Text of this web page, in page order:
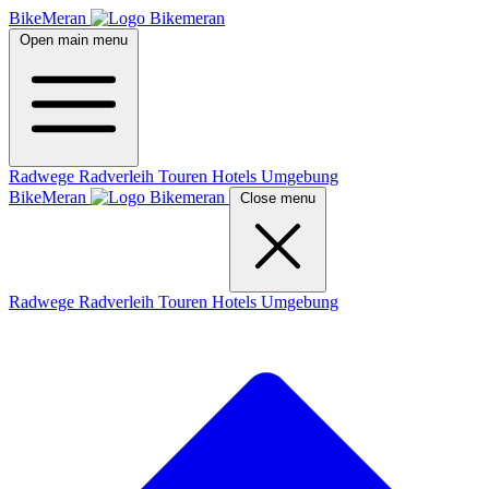
BikeMeran
Open main menu
Radwege Radverleih Touren Hotels Umgebung
BikeMeran
Close menu
Radwege Radverleih Touren Hotels Umgebung